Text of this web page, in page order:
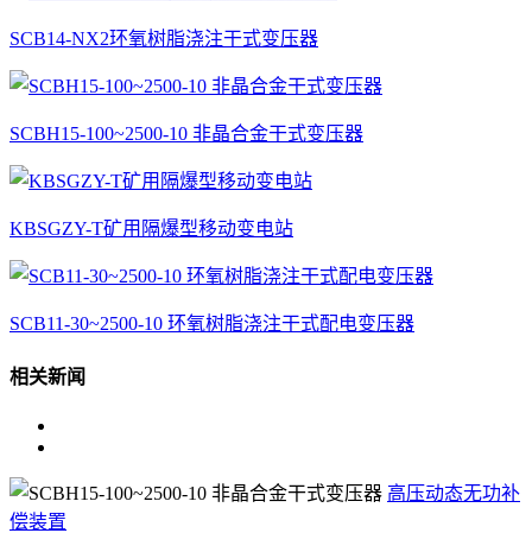
SCB14-NX2环氧树脂浇注干式变压器
SCBH15-100~2500-10 非晶合金干式变压器
KBSGZY-T矿用隔爆型移动变电站
SCB11-30~2500-10 环氧树脂浇注干式配电变压器
相关新闻
高压动态无功补
偿装置